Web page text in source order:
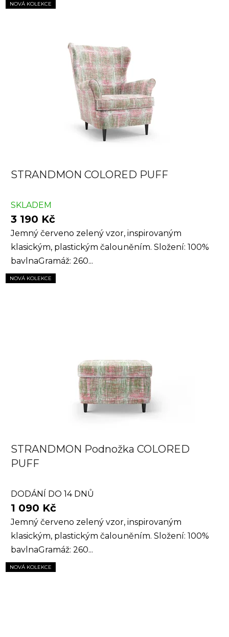
NOVÁ KOLEKCE
STRANDMON COLORED PUFF
SKLADEM
3 190 Kč
Jemný červeno zelený vzor, inspirovaným
klasickým, plastickým čalouněním. Složení: 100%
bavlnaGramáž: 260...
NOVÁ KOLEKCE
STRANDMON Podnožka COLORED
PUFF
DODÁNÍ DO 14 DNŮ
1 090 Kč
Jemný červeno zelený vzor, inspirovaným
klasickým, plastickým čalouněním. Složení: 100%
bavlnaGramáž: 260...
NOVÁ KOLEKCE